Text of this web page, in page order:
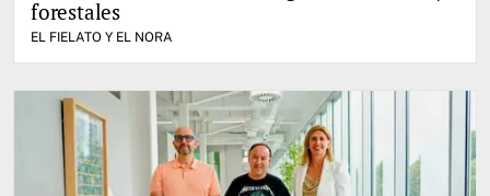
forestales
EL FIELATO Y EL NORA